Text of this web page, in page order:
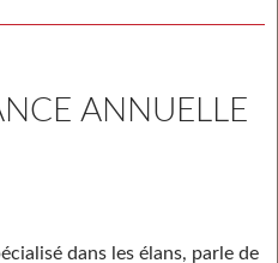
ANNUELLE
dans les élans, parle de